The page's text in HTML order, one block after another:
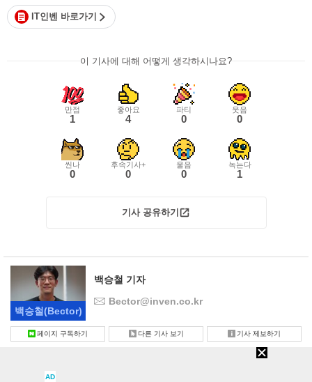
IT인벤 바로가기
이 기사에 대해 어떻게 생각하시나요?
만점
1
좋아요
4
파티
0
웃음
0
씬나
0
후속기사+
0
울음
0
녹는다
1
기사 공유하기
백승철(Bector)
백승철 기자
Bector@inven.co.kr
페이지 구독하기 다른 기사 보기 기사 제보하기
본문
AD